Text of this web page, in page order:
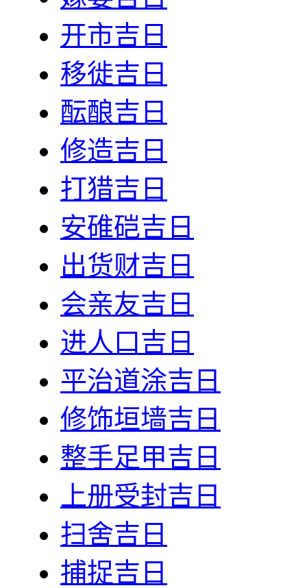
开市吉日
移徙吉日
酝酿吉日
修造吉日
打猎吉日
安碓硙吉日
出货财吉日
会亲友吉日
进人口吉日
平治道涂吉日
修饰垣墙吉日
整手足甲吉日
上册受封吉日
扫舍吉日
捕捉吉日